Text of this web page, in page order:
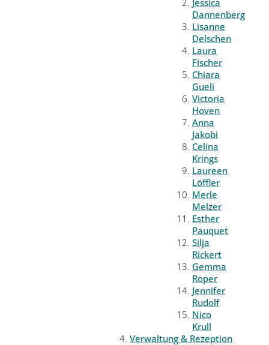
Jessica
Dannenberg
Lisanne
Delschen
Laura
Fischer
Chiara
Gueli
Victoria
Hoven
Anna
Jakobi
Celina
Krings
Laureen
Löffler
Merle
Melzer
Esther
Pauquet
Silja
Rickert
Gemma
Roper
Jennifer
Rudolf
Nico
Krull
Verwaltung & Rezeption